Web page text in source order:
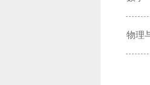
物理